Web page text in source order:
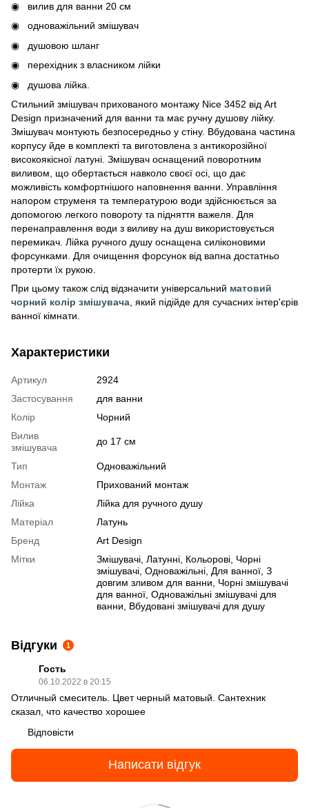
вилив для ванни 20 см
одноважільний змішувач
душовою шланг
перехідник з власником лійки
душова лійка.
Стильний змішувач прихованого монтажу Nice 3452 від Art
Design призначений для ванни та має ручну душову лійку.
Змішувач монтують безпосередньо у стіну. Вбудована частина
корпусу йде в комплекті та виготовлена з антикорозійної
високоякісної латуні. Змішувач оснащений поворотним
виливом, що обертається навколо своєї осі, що дає
можливість комфортнішого наповнення ванни. Управління
напором струменя та температурою води здійснюється за
допомогою легкого повороту та підняття важеля. Для
перенаправлення води з виливу на душ використовується
перемикач. Лійка ручного душу оснащена силіконовими
форсунками. Для очищення форсунок від вапна достатньо
протерти їх рукою.
При цьому також слід відзначити універсальний матовий
чорний колір змішувача , який підійде для сучасних інтер'єрів
ванної кімнати.
Характеристики
Артикул
2924
Застосування
для ванни
Колір
Чорний
Вилив
змішувача
до 17 см
Тип
Одноважільний
Монтаж
Прихований монтаж
Лійка
Лійка для ручного душу
Матеріал
Латунь
Бренд
Art Design
Мітки
Змішувачі Латунні Кольорові Чорні
змішувачі Одноважільні Для ванної З
довгим зливом для ванни
Чорні змішувачі
для ванної Одноважільні змішувачі для
ванни
Вбудовані змішувачі для душу
Відгуки 1
Гость
06.10.2022 в 20:15
Отличный смеситель. Цвет черный матовый. Сантехник
сказал, что качество хорошее
Відповісти
Написати відгук